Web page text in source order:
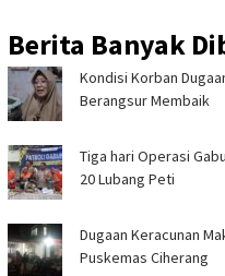
Berita Banyak
‎Kondisi Korban
Berangsur Membaik ‎
Tiga hari Operasi
20 Lubang Peti
‎Dugaan Keracunan
Puskemas Ciherang ‎